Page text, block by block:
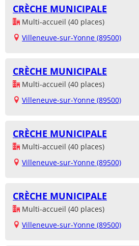
CRÈCHE MUNICIPALE
Multi-accueil (40 places)
Villeneuve-sur-Yonne (89500)
CRÈCHE MUNICIPALE
Multi-accueil (40 places)
Villeneuve-sur-Yonne (89500)
CRÈCHE MUNICIPALE
Multi-accueil (40 places)
Villeneuve-sur-Yonne (89500)
CRÈCHE MUNICIPALE
Multi-accueil (40 places)
Villeneuve-sur-Yonne (89500)